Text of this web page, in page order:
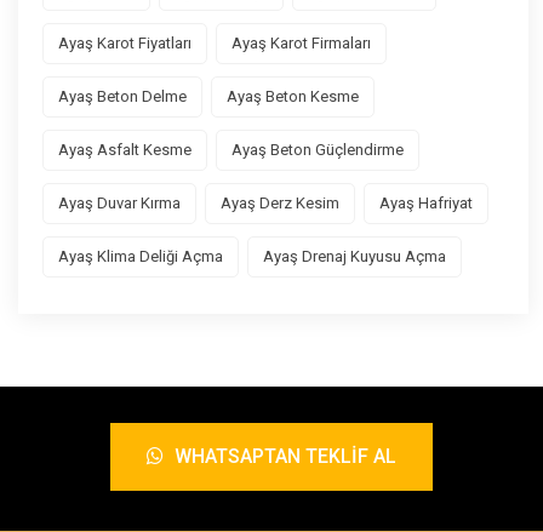
Ayaş Karot Fiyatları Ayaş Karot Firmaları
Ayaş Beton Delme Ayaş Beton Kesme
Ayaş Asfalt Kesme Ayaş Beton Güçlendirme
Ayaş Duvar Kırma Ayaş Derz Kesim Ayaş Hafriyat
Ayaş Klima Deliği Açma Ayaş Drenaj Kuyusu Açma
WHATSAPTAN TEKLIF AL